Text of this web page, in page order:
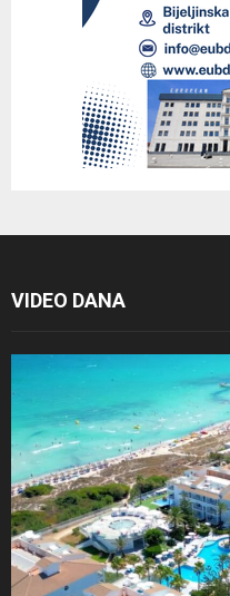
VIDEO DANA